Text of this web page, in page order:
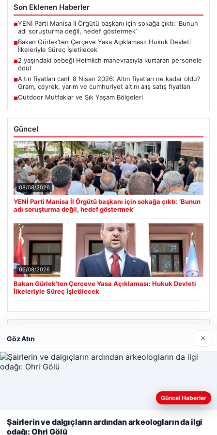
Son Eklenen Haberler
■YENİ Parti Manisa İl Örgütü başkanı için sokağa çıktı: ‘Bunun
adı soruşturma değil, hedef göstermek’
■Bakan Gürlek’ten Çerçeve Yasa Açıklaması: Hukuk Devleti
İlkeleriyle Süreç İşletilecek
■2 yaşındaki bebeği Heimlich manevrasıyla kurtaran personele
ödül
■Altın fiyatları canlı 8 Nisan 2026: Altın fiyatları ne kadar oldu?
Gram, çeyrek, yarım ve cumhuriyet altını alış satış fiyatları
■Outdoor Mutfaklar ve Şık Yaşam Bölgeleri
Güncel
08/08/2026
YENİ Parti Manisa İl Örgütü başkanı için sokağa çıktı: ‘Bunun
adı soruşturma değil, hedef göstermek’
06/08/2026
Bakan Gürlek’ten Çerçeve Yasa Açıklaması: Hukuk Devleti
İlkeleriyle Süreç İşletilecek
Web sitemizi nasıl kullandığınızı daha iyi anlayabilmek,
kullanıyoruz.Çerez Politikamız
Göz Atın ×
Güncel Haberler
Şairlerin ve dalgıçların ardından arkeologların da ilgi
odağı: Ohri Gölü